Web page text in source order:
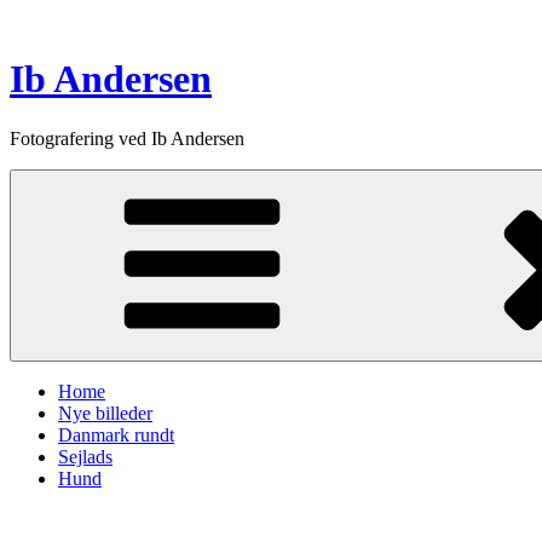
content
Ib Andersen
Fotografering ved Ib Andersen
Home
Nye billeder
Danmark rundt
Sejlads
Hund